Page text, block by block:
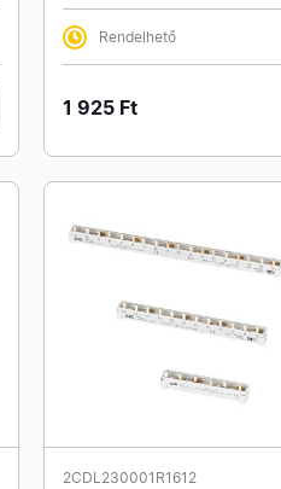
Rendelhető
1 925 Ft
2CDL230001R1612